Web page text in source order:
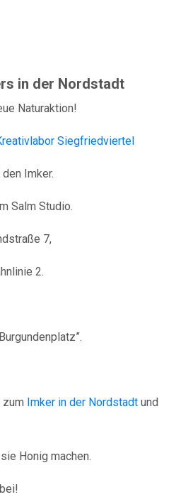
in der Nordstadt
Naturaktion!
Siegfriedviertel
Imker.
Salm Studio.
7,
2.
zum Imker in der Nordstadt und
Honig machen.